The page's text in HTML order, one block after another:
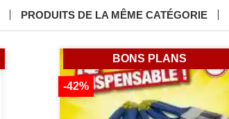
PRODUITS DE LA MÊME CATÉGORIE
-42%
BONS PLANS